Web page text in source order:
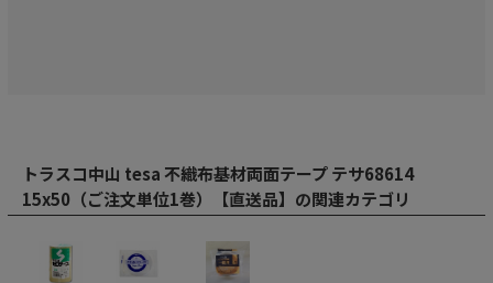
トラスコ中山 tesa 不織布基材両面テープ テサ68614
15x50（ご注文単位1巻）【直送品】の関連カテゴリ